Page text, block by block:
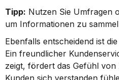
Tipp: Nutzen Sie Umfragen
um Informationen zu
Ebenfalls entscheidend ist
Ein freundlicher
zeigt, fördert das Gefühl von
Kunden sich verstanden